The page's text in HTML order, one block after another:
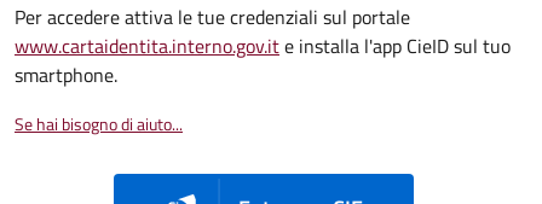
Per accedere attiva le tue credenziali sul portale
www.cartaidentita.interno.gov.ite installa l'app CieID sul tuo
smartphone.
Se hai bisogno di aiuto...